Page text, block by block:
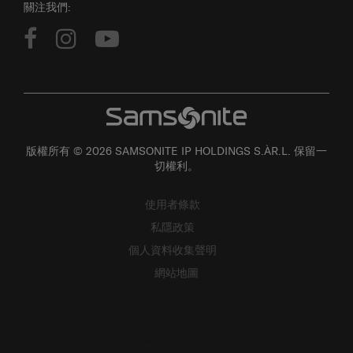
切權利。
私隱政策
個人資料收集聲明
網站地圖